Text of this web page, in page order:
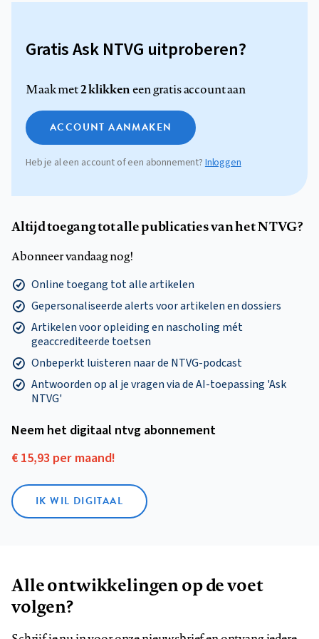
Gratis Ask NTVG uitproberen?
Maak met2 klikkeneen gratis account aan
ACCOUNT AANMAKEN
Heb je al een account of een abonnement?Inloggen
Altijd toegang tot alle publicaties van het NTVG?
Abonneer vandaag nog!
Online toegang tot alle artikelen
Gepersonaliseerde alerts voor artikelen en dossiers
Artikelen voor opleiding en nascholing mét
geaccrediteerde toetsen
Onbeperkt luisteren naar de NTVG-podcast
Antwoorden op al je vragen via de AI-toepassing 'Ask
NTVG'
Neem het digitaal ntvg abonnement
€ 15,93 per maand!
IK WIL DIGITAAL
Alle ontwikkelingen op de voet
volgen?